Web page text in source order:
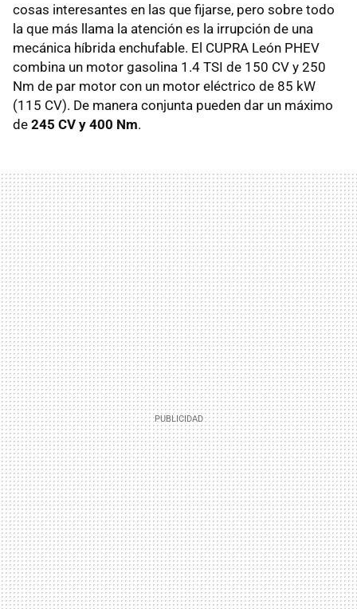
cosas interesantes en las que fijarse, pero sobre todo
la que más llama la atención es la irrupción de una
mecánica híbrida enchufable. El CUPRA León PHEV
combina un motor gasolina 1.4 TSI de 150 CV y 250
Nm de par motor con un motor eléctrico de 85 kW
(115 CV). De manera conjunta pueden dar un máximo
de 245 CV y 400 Nm.